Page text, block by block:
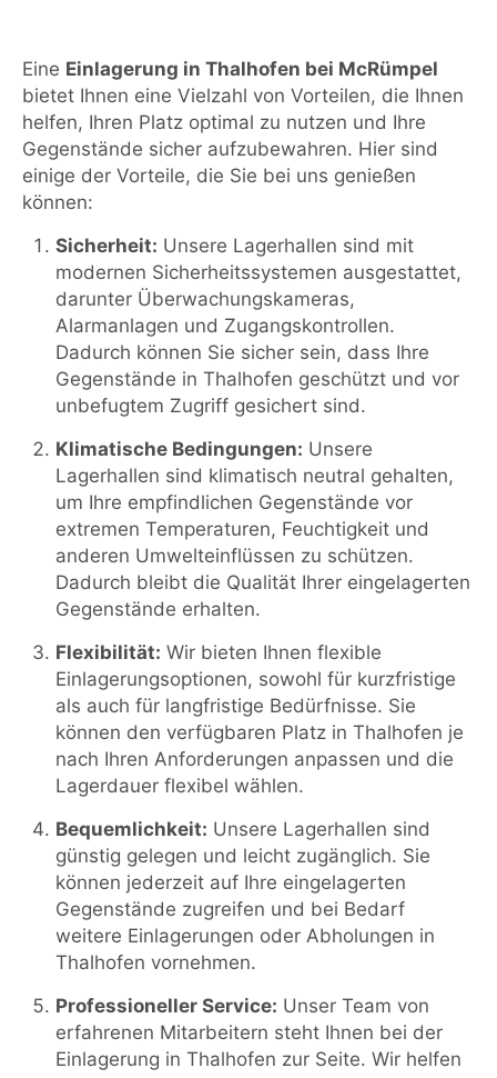
Eine Einlagerung in Thalhofen bei McRümpel
bietet Ihnen eine Vielzahl von Vorteilen, die Ihnen
helfen, Ihren Platz optimal zu nutzen und Ihre
Gegenstände sicher aufzubewahren. Hier sind
einige der Vorteile, die Sie bei uns genießen
können:
Sicherheit: Unsere Lagerhallen sind mit
modernen Sicherheitssystemen ausgestattet,
darunter Überwachungskameras,
Alarmanlagen und Zugangskontrollen.
Dadurch können Sie sicher sein, dass Ihre
Gegenstände in Thalhofen geschützt und vor
unbefugtem Zugriff gesichert sind.
Klimatische Bedingungen: Unsere
Lagerhallen sind klimatisch neutral gehalten,
um Ihre empfindlichen Gegenstände vor
extremen Temperaturen, Feuchtigkeit und
anderen Umwelteinflüssen zu schützen.
Dadurch bleibt die Qualität Ihrer eingelagerten
Gegenstände erhalten.
Flexibilität: Wir bieten Ihnen flexible
Einlagerungsoptionen, sowohl für kurzfristige
als auch für langfristige Bedürfnisse. Sie
können den verfügbaren Platz in Thalhofen je
nach Ihren Anforderungen anpassen und die
Lagerdauer flexibel wählen.
Bequemlichkeit: Unsere Lagerhallen sind
günstig gelegen und leicht zugänglich. Sie
können jederzeit auf Ihre eingelagerten
Gegenstände zugreifen und bei Bedarf
weitere Einlagerungen oder Abholungen in
Thalhofen vornehmen.
Professioneller Service: Unser Team von
erfahrenen Mitarbeitern steht Ihnen bei der
Einlagerung in Thalhofen zur Seite. Wir helfen